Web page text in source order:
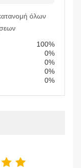
όλων
100%
0%
0%
0%
0%